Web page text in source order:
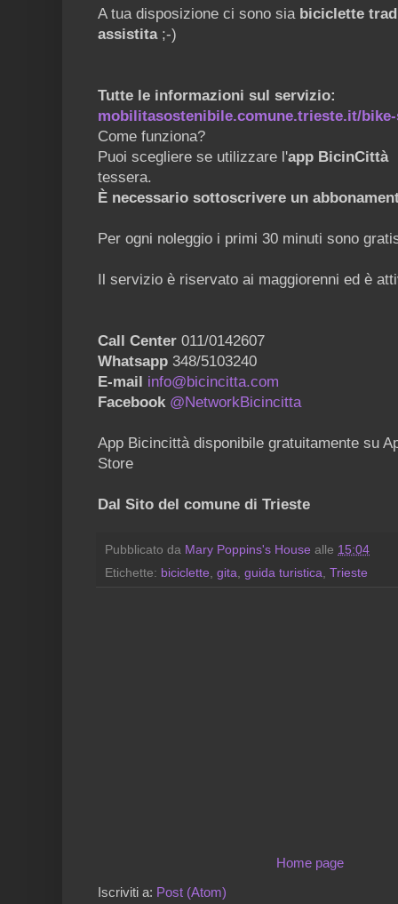
A tua disposizione ci sono sia biciclette
assistita;-)
Tutte le informazioni sul servizio:
mobilitasostenibile.comune.trieste.it/
Come funziona?
Puoi scegliere se utilizzare l'app BicinCittà
tessera.
È necessario sottoscrivere un
Per ogni noleggio i primi 30 minuti sono
Il servizio è riservato ai maggiorenni ed è
Call Center 011/0142607
Whatsapp 348/5103240
E-mail info@bicincitta.com
Facebook @NetworkBicincitta
App Bicincittà disponibile gratuitamente su
Store
Dal Sito del comune di Trieste
Pubblicato da Mary Poppins's House alle 15:04
Etichette: biciclette, gita, guida turistica, Trieste
Home page
Iscriviti a: Post (Atom)